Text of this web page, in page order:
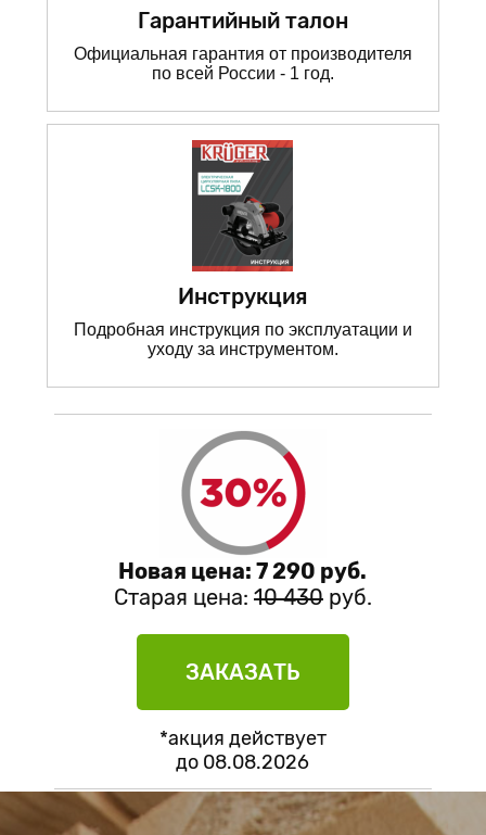
Гарантийный талон
Официальная гарантия от производителя
по всей России - 1 год.
Инструкция
Подробная инструкция по эксплуатации и
уходу за инструментом.
Новая цена: 7 290 руб.
Старая цена: 10 430руб.
ЗАКАЗАТЬ
*акция действует
до 08.08.2026